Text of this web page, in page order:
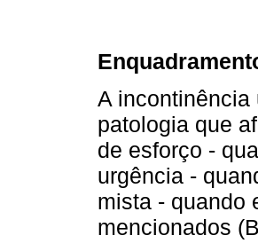
A incontinência
patologia que
de esforço -
urgência -
mista - quando
mencionados